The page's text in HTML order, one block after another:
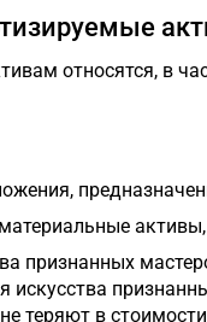
относятся, в
активы,
признанных
искусства
теряют в